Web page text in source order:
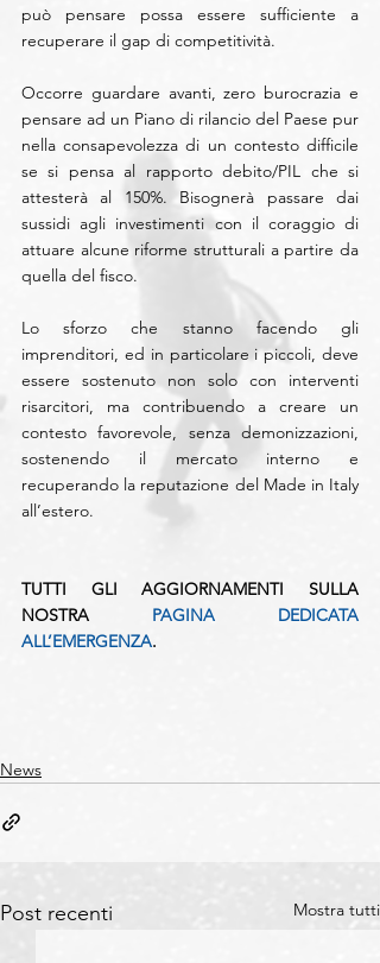
può pensare possa essere sufficiente a
recuperare il gap di competitività.
Occorre guardare avanti, zero burocrazia e
pensare ad un Piano di rilancio del Paese pur
nella consapevolezza di un contesto difficile
se si pensa al rapporto debito/PIL che si
attesterà al 150%. Bisognerà passare dai
sussidi agli investimenti con il coraggio di
attuare alcune riforme strutturali a partire da
quella del fisco.
Lo sforzo che stanno facendo gli
imprenditori, ed in particolare i piccoli, deve
essere sostenuto non solo con interventi
risarcitori, ma contribuendo a creare un
contesto favorevole, senza demonizzazioni,
sostenendo il mercato interno e
recuperando la reputazione del Made in Italy
all’estero.
TUTTI GLI AGGIORNAMENTI SULLA
NOSTRA PAGINA DEDICATA
ALL’EMERGENZA.
News
Post recenti Mostra tutti